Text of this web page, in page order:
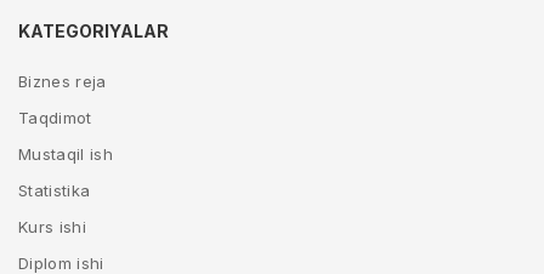
KATEGORIYALAR
Biznes reja
Taqdimot
Mustaqil ish
Statistika
Kurs ishi
Diplom ishi